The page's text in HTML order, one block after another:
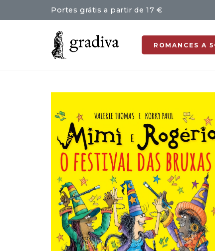
Portes grátis a partir de 17 €
ROMANCES A